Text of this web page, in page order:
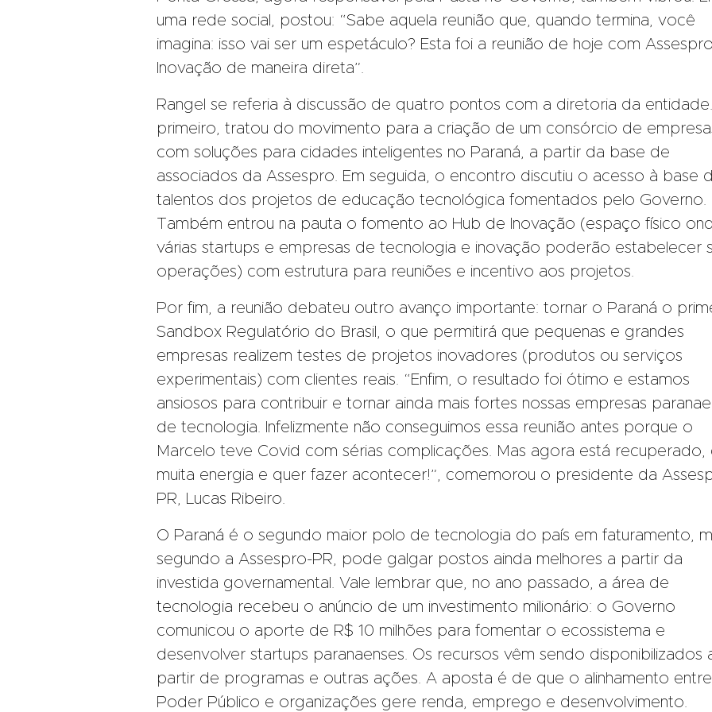
uma rede social, postou: “Sabe aquela reunião que, quando termina, você
imagina: isso vai ser um espetáculo? Esta foi a reunião de hoje com
Inovação de maneira direta”.
Rangel se referia à discussão de quatro pontos com a diretoria da
primeiro, tratou do movimento para a criação de um consórcio de
com soluções para cidades inteligentes no Paraná, a partir da base de
associados da Assespro. Em seguida, o encontro discutiu o acesso à base
talentos dos projetos de educação tecnológica fomentados pelo Governo.
Também entrou na pauta o fomento ao Hub de Inovação (espaço físico
várias startups e empresas de tecnologia e inovação poderão estabelecer
operações) com estrutura para reuniões e incentivo aos projetos.
Por fim, a reunião debateu outro avanço importante: tornar o Paraná o
Sandbox Regulatório do Brasil, o que permitirá que pequenas e grandes
empresas realizem testes de projetos inovadores (produtos ou serviços
experimentais) com clientes reais. “Enfim, o resultado foi ótimo e estamos
ansiosos para contribuir e tornar ainda mais fortes nossas empresas
de tecnologia. Infelizmente não conseguimos essa reunião antes porque o
Marcelo teve Covid com sérias complicações. Mas agora está recuperado,
muita energia e quer fazer acontecer!”, comemorou o presidente da
PR, Lucas Ribeiro.
O Paraná é o segundo maior polo de tecnologia do país em faturamento,
segundo a Assespro-PR, pode galgar postos ainda melhores a partir da
investida governamental. Vale lembrar que, no ano passado, a área de
tecnologia recebeu o anúncio de um investimento milionário: o Governo
comunicou o aporte de R$ 10 milhões para fomentar o ecossistema e
desenvolver startups paranaenses. Os recursos vêm sendo disponibilizados
partir de programas e outras ações. A aposta é de que o alinhamento entre
Poder Público e organizações gere renda, emprego e desenvolvimento.